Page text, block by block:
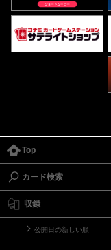
Top
カード検索
収録
公開日の新しい順